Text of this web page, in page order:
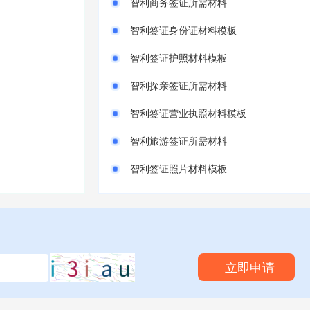
智利签证身份证材料模板
智利签证护照材料模板
智利探亲签证所需材料
智利签证营业执照材料模板
智利旅游签证所需材料
智利签证照片材料模板